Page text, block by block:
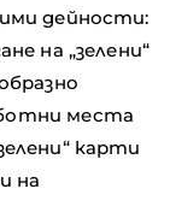
дейности:
на „зелени“
места
карти
на